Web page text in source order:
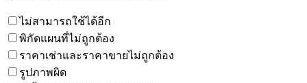
ไม่สามารถใช้ได้อีก
พิกัดแผนที่ไม่ถูกต้อง
ราคาเช่าและราคาขายไม่ถูกต้อง
รูปภาพผิด